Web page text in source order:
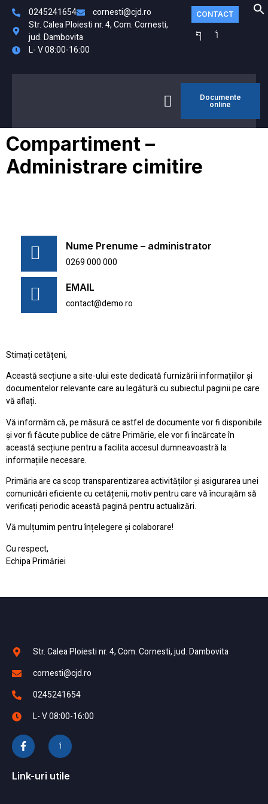
0245241654
cornesti@cjd.ro
Str. Calea Ploiesti nr. 4, Com. Cornesti,
jud. Dambovita
L- V 08:00-16:00
CONTACT
Documente
online
Compartiment –
Administrare cimitire
Nume Prenume – administrator
0269 000 000
EMAIL
contact@demo.ro
Stimați cetățeni,
Această secțiune a site-ului este dedicată furnizării informațiilor și
documentelor relevante care au legătură cu subiectul paginii pe care
vă aflați.
Vă informăm că, pe măsură ce astfel de documente vor fi disponibile
și vor fi făcute publice de către Primărie, ele vor fi încărcate în
această secțiune pentru a facilita accesul dumneavoastră la
informațiile necesare.
Primăria are ca scop transparentizarea activităților și asigurarea unei
comunicări eficiente cu cetățenii, motiv pentru care vă încurajăm să
verificați periodic această pagină pentru actualizări.
Vă mulțumim pentru înțelegere și colaborare!
Cu respect,
Echipa Primăriei
Str. Calea Ploiesti nr. 4, Com. Cornesti, jud. Dambovita
cornesti@cjd.ro
0245241654
L- V 08:00-16:00
Link-uri utile